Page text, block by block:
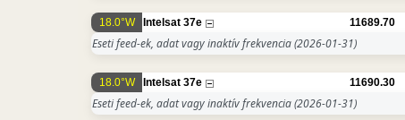
18.0°W Intelsat 37e 11689.70
Eseti feed-ek, adat vagy inaktív frekvencia(2026-01-31)
18.0°W Intelsat 37e 11690.30
Eseti feed-ek, adat vagy inaktív frekvencia(2026-01-31)